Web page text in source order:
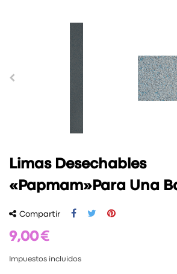
Limas Desechables
«Papmam»Para Una
Compartir
9,00 €
Impuestos incluidos